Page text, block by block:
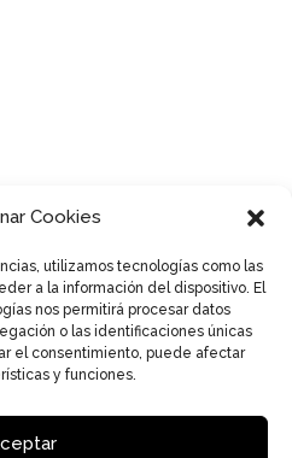
Cookies
utilizamos tecnologías como las
a la información del dispositivo. El
nos permitirá procesar datos
o las identificaciones únicas
el consentimiento, puede afectar
y funciones.
de Privacidad